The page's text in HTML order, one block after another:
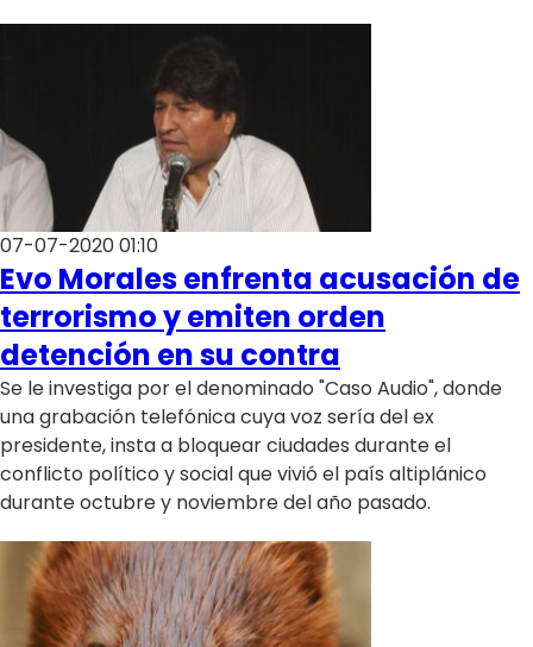
07-07-2020 01:10
Evo Morales enfrenta acusación de
terrorismo y emiten orden
detención en su contra
Se le investiga por el denominado "Caso Audio", donde
una grabación telefónica cuya voz sería del ex
presidente, insta a bloquear ciudades durante el
conflicto político y social que vivió el país altiplánico
durante octubre y noviembre del año pasado.